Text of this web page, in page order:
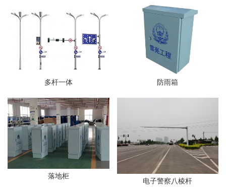
多杆一体 防雨箱
落地柜
电子警察八棱杆